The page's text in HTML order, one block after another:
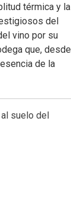
térmica y la
del
vino por su
que, desde
de la
desde una
viñedos en
valle del
suelo del